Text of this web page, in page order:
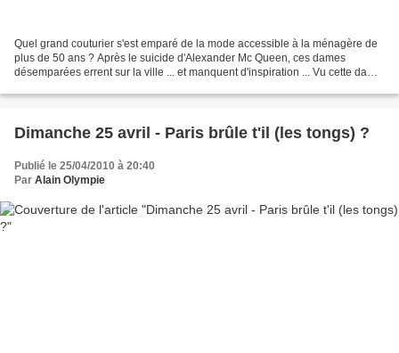
Quel grand couturier s'est emparé de la mode accessible à la ménagère de
plus de 50 ans ? Après le suicide d'Alexander Mc Queen, ces dames
désemparées errent sur la ville ... et manquent d'inspiration ... Vu cette dame
Dimanche 25 avril - Paris brûle t'il (les tongs) ?
Publié le 25/04/2010 à 20:40
Par Alain Olympie